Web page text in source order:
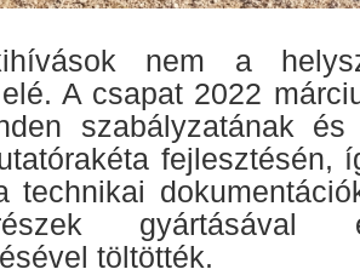
nem a
A csapat 2022
szabályzatának és
fejlesztésén,
technikai
töltötték.